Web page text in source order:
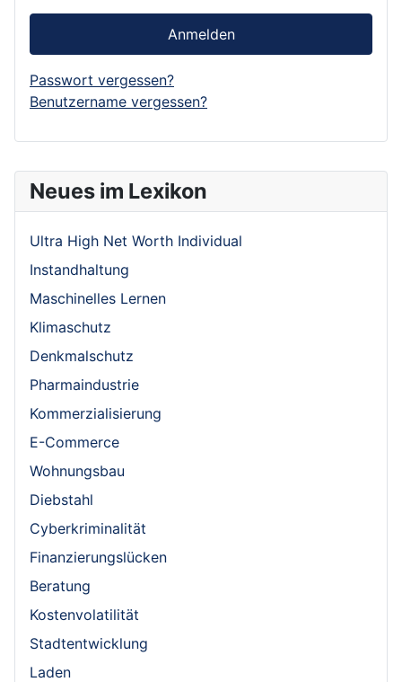
Neues im Lexikon
Ultra High Net Worth Individual
Instandhaltung
Maschinelles Lernen
Klimaschutz
Denkmalschutz
Pharmaindustrie
Kommerzialisierung
E-Commerce
Wohnungsbau
Diebstahl
Cyberkriminalität
Finanzierungslücken
Beratung
Kostenvolatilität
Stadtentwicklung
Laden
Anmelden
Passwort vergessen?
Benutzername vergessen?